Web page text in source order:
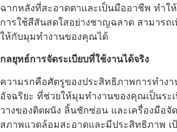
ฉากหลังที่สะอาดตาและเป็นมืออาชีพ ทำใ
การใช้สีสันสดใสอย่างชาญฉลาด สามารถ
ให้กับมุมทำงานของคุณได้
กลยุทธ์การจัดระเบียบที่ใช้งานได้จริง
ความรกคือศัตรูของประสิทธิภาพการทำงา
อัจฉริยะ ที่ช่วยให้มุมทำงานของคุณเป็นระ
วางของติดผนัง ลิ้นชักซ่อน และเครื่องมือจั
สภาพแวดล้อมสะอาดและมีประสิทธิภาพ เ